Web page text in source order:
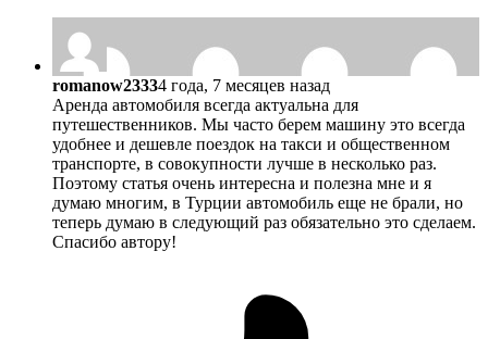
romanow23334 года, 7 месяцев назад
Аренда автомобиля всегда актуальна для
путешественников. Мы часто берем машину это всегда
удобнее и дешевле поездок на такси и общественном
транспорте, в совокупности лучше в несколько раз.
Поэтому статья очень интересна и полезна мне и я
думаю многим, в Турции автомобиль еще не брали, но
теперь думаю в следующий раз обязательно это сделаем.
Спасибо автору!